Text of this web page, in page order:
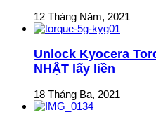
12 Tháng Năm, 2021
Unlock Kyocera
NHẬT lấy liền
18 Tháng Ba, 2021